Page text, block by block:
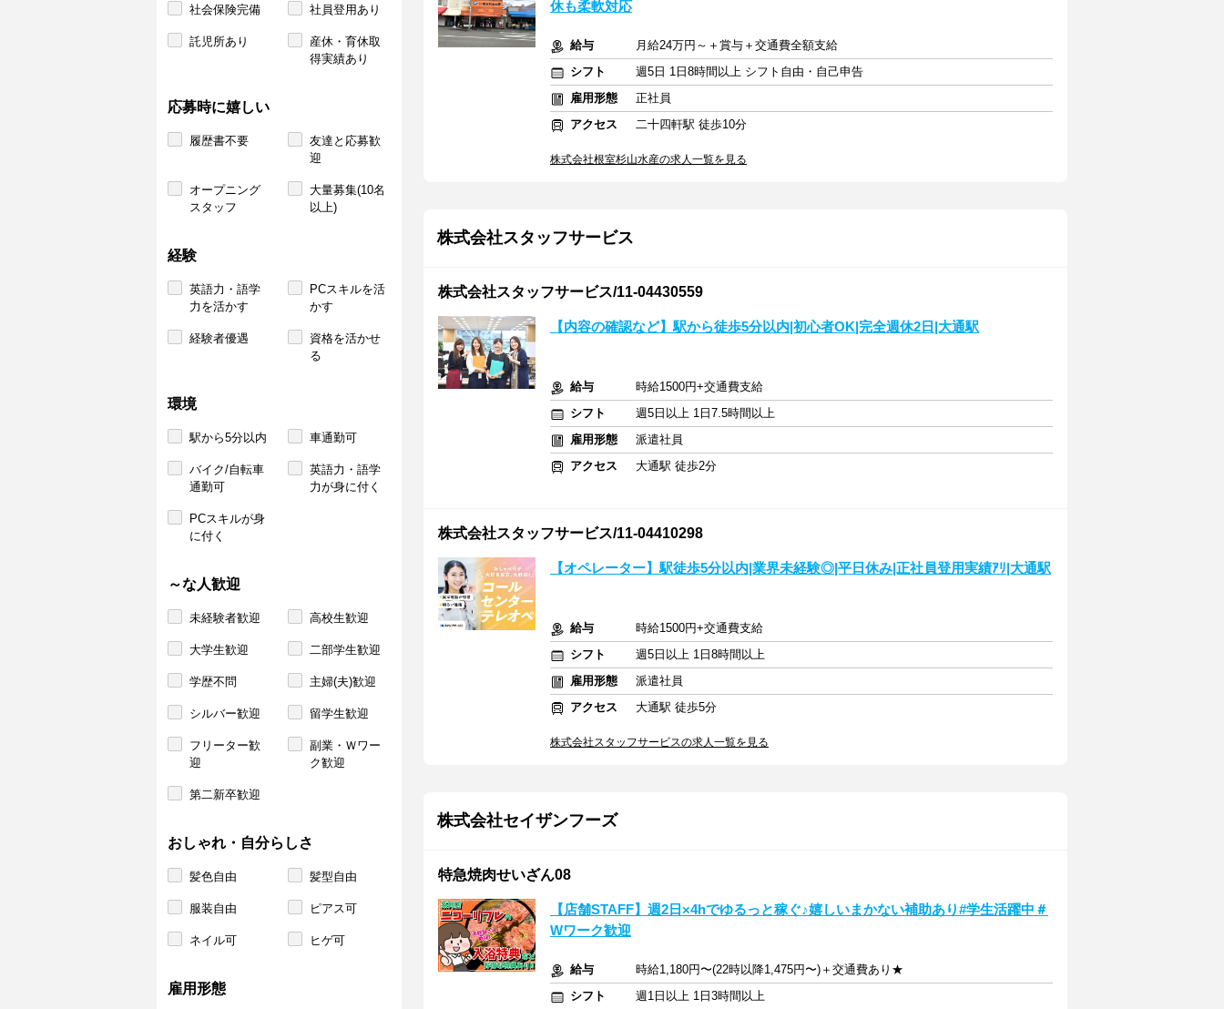
社会保険完備 社員登用あり
託児所あり
産休・育休取
得実績あり
応募時に嬉しい
履歴書不要
友達と応募歓
迎
オープニング
スタッフ
大量募集(10名
以上)
経験
英語力・語学
力を活かす
PCスキルを活
かす
経験者優遇
資格を活かせ
る
環境
駅から5分以内 車通勤可
バイク/自転車
通勤可
英語力・語学
力が身に付く
PCスキルが身
に付く
～な人歓迎
未経験者歓迎 高校生歓迎
大学生歓迎 二部学生歓迎
学歴不問 主婦(夫)歓迎
シルバー歓迎 留学生歓迎
フリーター歓
迎
副業・Ｗワー
ク歓迎
第二新卒歓迎
おしゃれ・自分らしさ
髪色自由 髪型自由
服装自由 ピアス可
ネイル可 ヒゲ可
雇用形態
休も柔軟対応
給与
月給24万円～＋賞与＋交通費全額支給
シフト
週5日 1日8時間以上 シフト自由・自己申告
雇用形態
正社員
アクセス
二十四軒駅 徒歩10分
株式会社根室杉山水産の求人一覧を見る
株式会社スタッフサービス
株式会社スタッフサービス/11-04430559
【内容の確認など】駅から徒歩5分以内|初心者OK|完全週休2日|大通駅
給与
時給1500円+交通費支給
シフト
週5日以上 1日7.5時間以上
雇用形態
派遣社員
アクセス
大通駅 徒歩2分
株式会社スタッフサービス/11-04410298
【オペレーター】駅徒歩5分以内|業界未経験◎|平日休み|正社員登用実績ｱﾘ|大通駅
給与
時給1500円+交通費支給
シフト
週5日以上 1日8時間以上
雇用形態
派遣社員
アクセス
大通駅 徒歩5分
株式会社スタッフサービスの求人一覧を見る
株式会社セイザンフーズ
特急焼肉せいざん08
【店舗STAFF】週2日×4hでゆるっと稼ぐ♪嬉しいまかない補助あり#学生活躍中＃
Wワーク歓迎
給与
時給1,180円〜(22時以降1,475円〜)＋交通費あり★
シフト
週1日以上 1日3時間以上